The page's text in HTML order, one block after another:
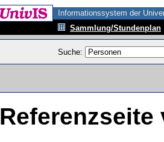
Informationssystem der
Sammlung/Stundenplan
Suche:
Referenzseite